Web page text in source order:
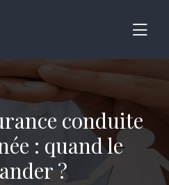
conduite
: quand le
?